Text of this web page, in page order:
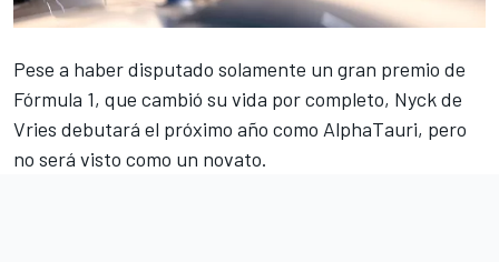
Pese a haber disputado solamente un gran premio de
Fórmula 1, que cambió su vida por completo, Nyck de
Vries debutará el próximo año como AlphaTauri, pero
no será visto como un novato.